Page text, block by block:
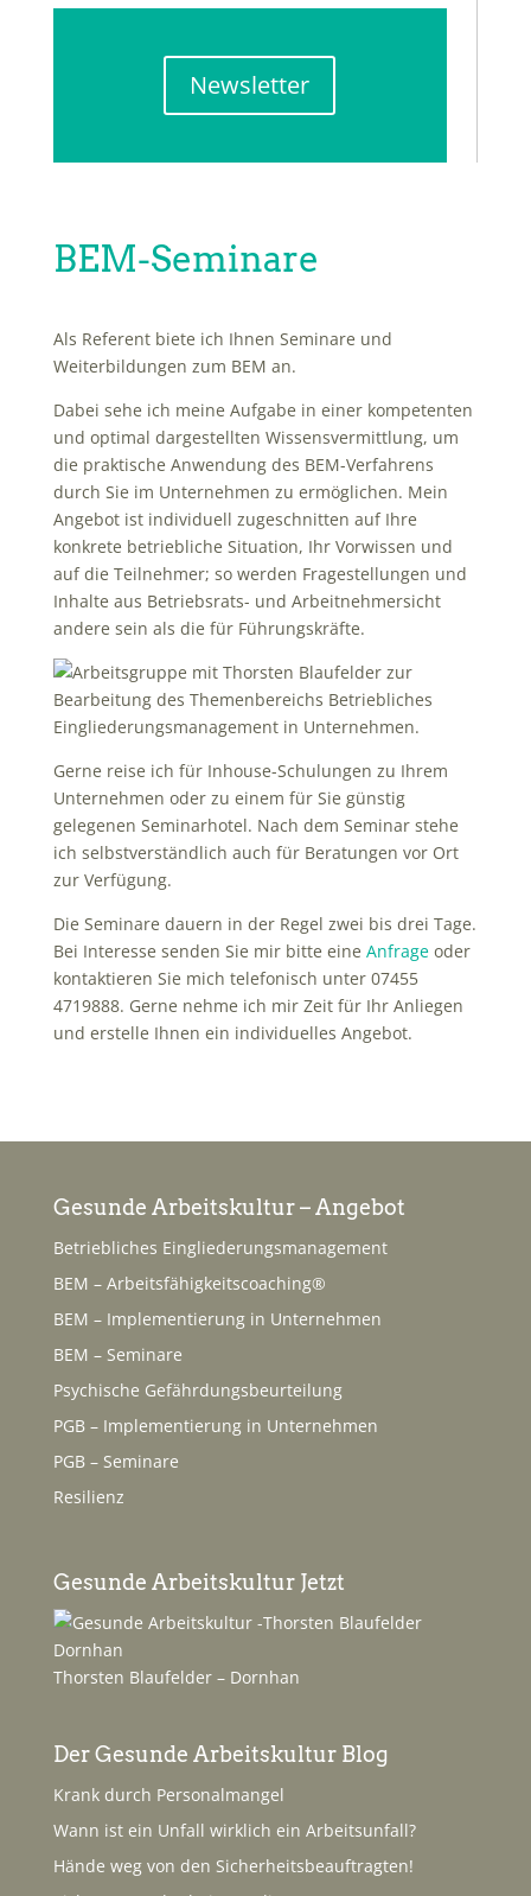
Newsletter
BEM-Seminare
Als Referent biete ich Ihnen Seminare und
Weiterbildungen zum BEM an.
Dabei sehe ich meine Aufgabe in einer kompetenten
und optimal dargestellten Wissensvermittlung, um
die praktische Anwendung des BEM-Verfahrens
durch Sie im Unternehmen zu ermöglichen. Mein
Angebot ist individuell zugeschnitten auf Ihre
konkrete betriebliche Situation, Ihr Vorwissen und
auf die Teilnehmer; so werden Fragestellungen und
Inhalte aus Betriebsrats- und Arbeitnehmersicht
andere sein als die für Führungskräfte.
Gerne reise ich für Inhouse-Schulungen zu Ihrem
Unternehmen oder zu einem für Sie günstig
gelegenen Seminarhotel. Nach dem Seminar stehe
ich selbstverständlich auch für Beratungen vor Ort
zur Verfügung.
Die Seminare dauern in der Regel zwei bis drei Tage.
Bei Interesse senden Sie mir bitte eine Anfrageoder
kontaktieren Sie mich telefonisch unter 07455
4719888. Gerne nehme ich mir Zeit für Ihr Anliegen
und erstelle Ihnen ein individuelles Angebot.
Gesunde Arbeitskultur – Angebot
Betriebliches Eingliederungsmanagement
BEM – Arbeitsfähigkeitscoaching®
BEM – Implementierung in Unternehmen
BEM – Seminare
Psychische Gefährdungsbeurteilung
PGB – Implementierung in Unternehmen
PGB – Seminare
Resilienz
Gesunde Arbeitskultur Jetzt
Thorsten Blaufelder – Dornhan
Der Gesunde Arbeitskultur Blog
Krank durch Personalmangel
Wann ist ein Unfall wirklich ein Arbeitsunfall?
Hände weg von den Sicherheitsbeauftragten!